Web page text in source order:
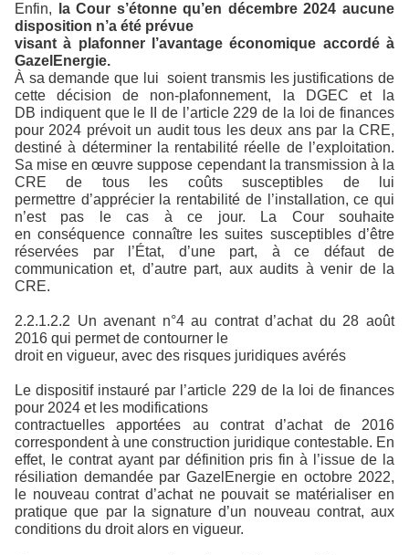
Enfin,
la Cour s’étonne qu’en décembre 2024 aucune
disposition n’a été prévue
visant à plafonner l’avantage économique accordé à
GazelEnergie.
À sa demande que lui soient transmis les justifications de
cette décision de non-plafonnement, la DGEC et la
DB indiquent que le II de l’article 229 de la loi de finances
pour 2024 prévoit un audit tous les deux ans par la CRE,
destiné à déterminer la rentabilité réelle de l’exploitation.
Sa mise en œuvre suppose cependant la transmission à la
CRE de tous les coûts susceptibles de lui
permettre d’apprécier la rentabilité de l’installation, ce qui
n’est pas le cas à ce jour. La Cour souhaite
en conséquence connaître les suites susceptibles d’être
réservées par l’État, d’une part, à ce défaut de
communication et, d’autre part, aux audits à venir de la
CRE.
2.2.1.2.2 Un avenant n°4 au contrat d’achat du 28 août
2016 qui permet de contourner le
droit en vigueur, avec des risques juridiques avérés
Le dispositif instauré par l’article 229 de la loi de finances
pour 2024 et les modifications
contractuelles apportées au contrat d’achat de 2016
correspondent à une construction juridique contestable. En
effet, le contrat ayant par définition pris fin à l’issue de la
résiliation demandée par GazelEnergie en octobre 2022,
le nouveau contrat d’achat ne pouvait se matérialiser en
pratique que par la signature d’un nouveau contrat, aux
conditions du droit alors en vigueur.